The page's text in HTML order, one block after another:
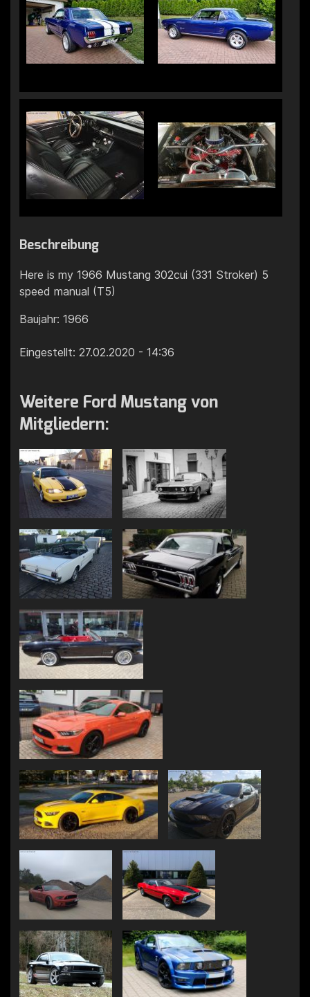
Beschreibung
Here is my 1966 Mustang 302cui (331 Stroker) 5
speed manual (T5)
Baujahr: 1966
Eingestellt: 27.02.2020 - 14:36
Weitere Ford Mustang von
Mitgliedern: